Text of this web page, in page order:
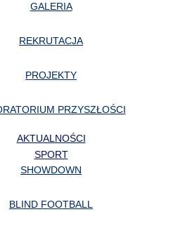
GALERIA
REKRUTACJA
PROJEKTY
PRZYSZŁOŚCI
AKTUALNOŚCI
SPORT
SHOWDOWN
BLIND FOOTBALL